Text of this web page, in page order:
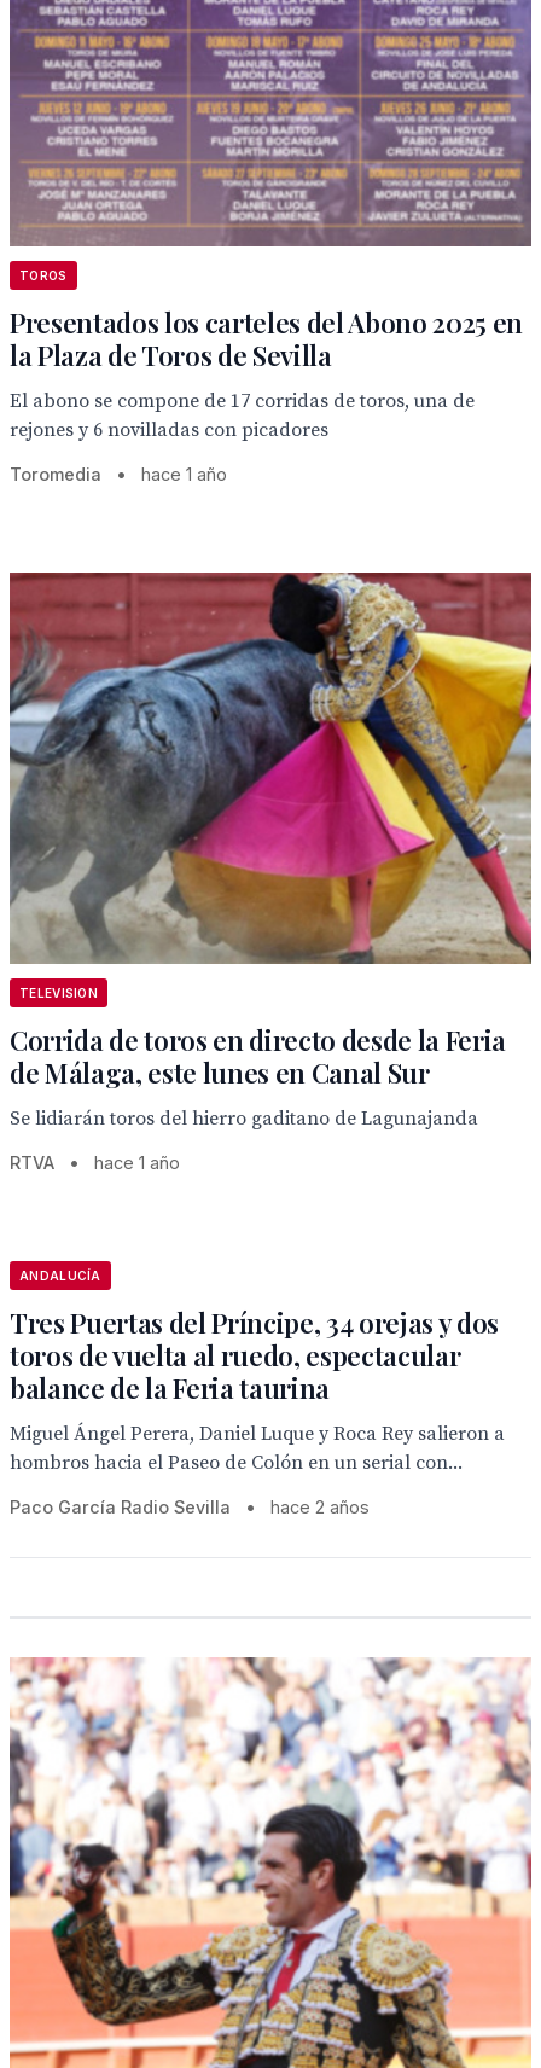
TOROS
Presentados los carteles del Abono 2025 en
la Plaza de Toros de Sevilla
El abono se compone de 17 corridas de toros, una de
rejones y 6 novilladas con picadores
Toromedia • hace 1 año
TELEVISION
Corrida de toros en directo desde la Feria
de Málaga, este lunes en Canal Sur
Se lidiarán toros del hierro gaditano de Lagunajanda
RTVA • hace 1 año
ANDALUCÍA
Tres Puertas del Príncipe, 34 orejas y dos
toros de vuelta al ruedo, espectacular
balance de la Feria taurina
Miguel Ángel Perera, Daniel Luque y Roca Rey salieron a
hombros hacia el Paseo de Colón en un serial con...
Paco García Radio Sevilla • hace 2 años